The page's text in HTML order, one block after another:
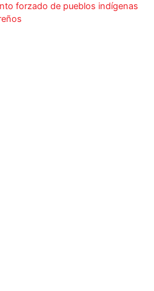
forzado de pueblos indígenas